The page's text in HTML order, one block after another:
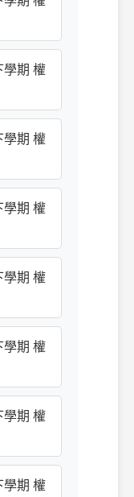
學期 權
學期 權
學期 權
學期 權
學期 權
學期 權
學期 權